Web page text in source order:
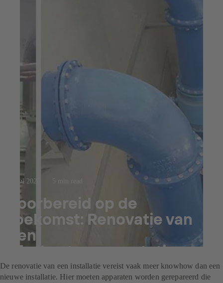
23 jul 2025 5 min read
Voorbereid op de
toekomst: Renovatie van
een
afvalwaterpompstation
De renovatie van een installatie vereist vaak meer knowhow dan een
nieuwe installatie. Hier moeten apparaten worden gerepareerd die